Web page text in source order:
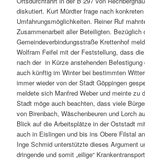
diskutiert. Kurt Mürdter frage nach konkreten
Umfahrungsmöglichkeiten. Reiner Ruf
Zusammenarbeit aller Beteiligten. Bezüglich
Gemeindeverbindungsstraße Krettenhof
Wolfram Feifel mit der Feststellung, dass
nach der in Kürze anstehenden Befestigung
auch künftig im Winter bei bestimmten
immer wieder von der Stadt Göppingen
meldete sich Manfred Weber und meinte zu
Stadt möge auch beachten, dass viele
von Birenbach, Wäschenbeuren und Lorch
Blick auf die Arbeitsplätze in der Oststadt
auch in Eislingen und bis ins Obere Filstal
Inge Schmid unterstützte dieses Argument
dringende und somit „eilige“